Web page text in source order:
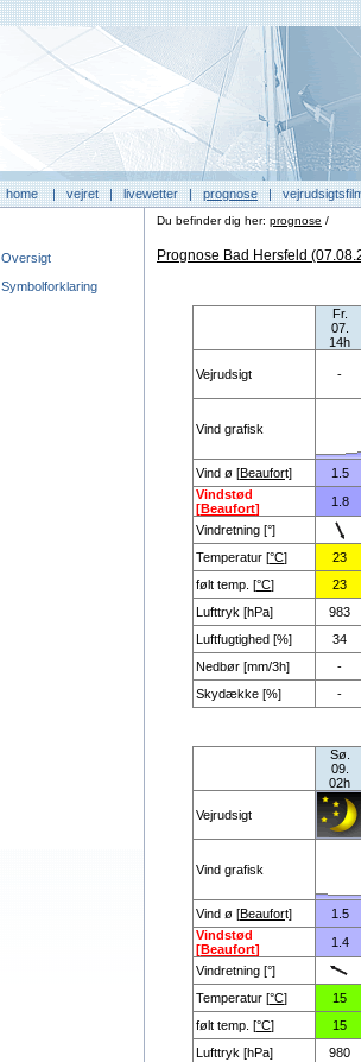
home|vejret|livewetter|prognose|
Oversigt
Symbolforklaring
Du befinder dig her: prognose /
Prognose Bad Hersfeld
Fr.
07.
14h
Vejrudsigt -
Vind grafisk
Vind ø [Beaufort] 1.5
Vindstød
[Beaufort] 1.8
Vindretning [°]
Temperatur [°C] 23
følt temp. [°C] 23
Lufttryk [hPa]
983
Luftfugtighed [%]
34
Nedbør [mm/3h]
-
Skydække [%]
-
Sø.
09.
02h
Vejrudsigt
Vind grafisk
Vind ø [Beaufort] 1.5
Vindstød
[Beaufort] 1.4
Vindretning [°]
Temperatur [°C] 15
følt temp. [°C] 15
Lufttryk [hPa]
980